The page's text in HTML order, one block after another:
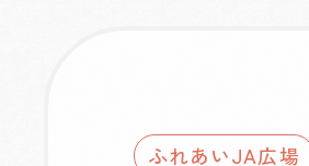
ふれあいJA広場